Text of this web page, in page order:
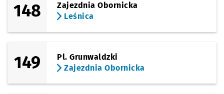
148
Zajezdnia Obornicka
Leśnica
149
Pl. Grunwaldzki
Zajezdnia Obornicka